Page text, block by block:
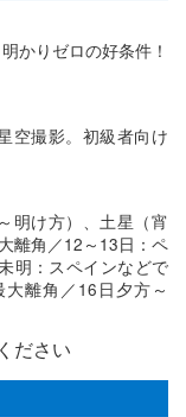
かりゼロの好条件！
空撮影。初級者向け
明け方）、土星（宵
離角／12～13日：ペ
明：スペインなどで
離角／16日夕方～
ださい